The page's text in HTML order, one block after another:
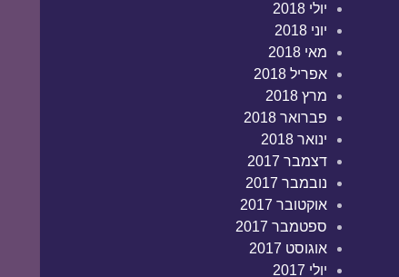
יולי 2018
יוני 2018
מאי 2018
אפריל 2018
מרץ 2018
פברואר 2018
ינואר 2018
דצמבר 2017
נובמבר 2017
אוקטובר 2017
ספטמבר 2017
אוגוסט 2017
יולי 2017